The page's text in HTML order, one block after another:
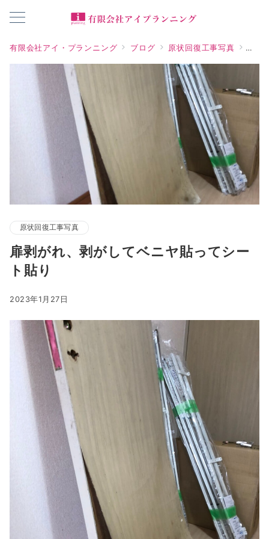
有限会社アイ・プランニング ブログ 原状回復工事写真 扉剥
原状回復工事写真
扉剥がれ、剥がしてベニヤ貼ってシー
ト貼り
2023年1月27日